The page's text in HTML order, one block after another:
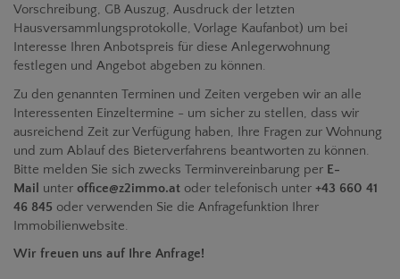
Vorschreibung, GB Auszug, Ausdruck der letzten
Hausversammlungsprotokolle, Vorlage Kaufanbot) um bei
Interesse Ihren Anbotspreis für diese Anlegerwohnung
festlegen und Angebot abgeben zu können.
Zu den genannten Terminen und Zeiten vergeben wir an alle
Interessenten Einzeltermine - um sicher zu stellen, dass wir
ausreichend Zeit zur Verfügung haben, Ihre Fragen zur Wohnung
und zum Ablauf des Bieterverfahrens beantworten zu können.
Bitte melden Sie sich zwecks Terminvereinbarung per E-
Mail unter office@z2immo.at oder telefonisch unter +43 660 41
46 845 oder verwenden Sie die Anfragefunktion Ihrer
Immobilienwebsite.
Wir freuen uns auf Ihre Anfrage!